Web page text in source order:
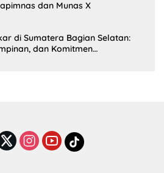
dan Munas X
di Sumatera Bagian Selatan:
dan Komitmen